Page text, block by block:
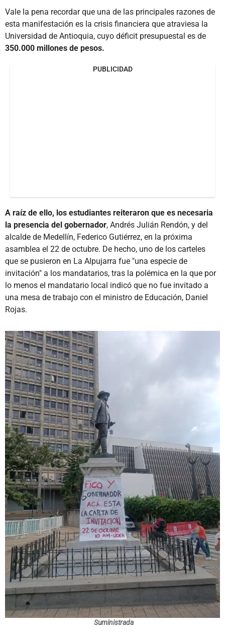
Vale la pena recordar que una de las principales razones de
esta manifestación es la crisis financiera que atraviesa la
Universidad de Antioquia, cuyo déficit presupuestal es de
350.000 millones de pesos.
PUBLICIDAD
A raíz de ello, los estudiantes reiteraron que es necesaria
la presencia del gobernador, Andrés Julián Rendón, y del
alcalde de Medellín, Federico Gutiérrez, en la próxima
asamblea el 22 de octubre. De hecho, uno de los carteles
que se pusieron en La Alpujarra fue "una especie de
invitación" a los mandatarios, tras la polémica en la que por
lo menos el mandatario local indicó que no fue invitado a
una mesa de trabajo con el ministro de Educación, Daniel
Rojas.
Suministrada